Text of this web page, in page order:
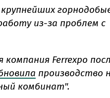
из-за проблем с
Ferrexpo
производство
комбинат".